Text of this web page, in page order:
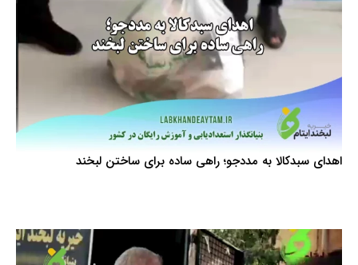
اهدای سبدکالا به مددجو؛ راهی ساده برای ساختن لبخند